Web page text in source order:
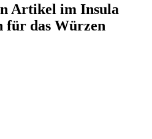
Artikel im Insula
für das Würzen